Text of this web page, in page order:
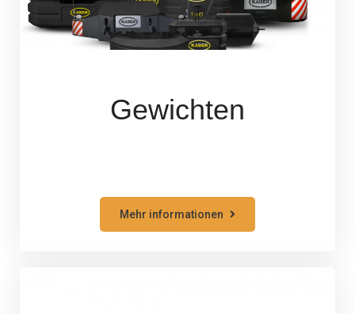
Gewichten
Mehr informationen